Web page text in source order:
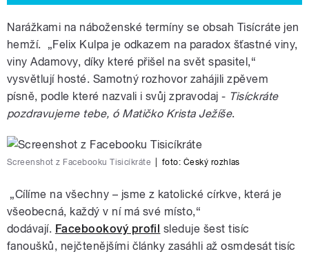
Narážkami na náboženské termíny se obsah Tisícráte jen
hemží. „Felix Kulpa je odkazem na paradox šťastné viny,
viny Adamovy, díky které přišel na svět spasitel,“
vysvětlují hosté. Samotný rozhovor zahájili zpěvem
písně, podle které nazvali i svůj zpravodaj - Tisíckráte
pozdravujeme tebe, ó Matičko Krista Ježíše.
Screenshot z Facebooku Tisicíkráte foto: Český rozhlas
„Cílíme na všechny – jsme z katolické církve, která je
všeobecná, každý v ní má své místo,“
dodávají. Facebookový profil sleduje šest tisíc
fanoušků, nejčtenějšími články zasáhli až osmdesát tisíc